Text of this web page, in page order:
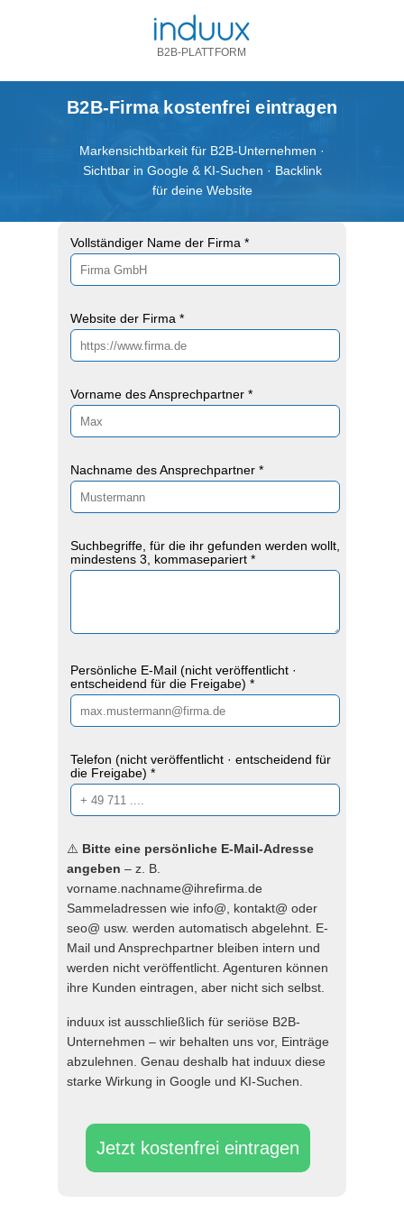
B2B-Firma kostenfrei eintragen
B2B-PLATTFORM
Vollständiger Name der Firma *
Website der Firma *
Vorname des Ansprechpartner *
Nachname des Ansprechpartner *
Suchbegriffe, für die ihr gefunden werden wollt,
mindestens 3, kommasepariert *
Persönliche E-Mail (nicht veröffentlicht ·
entscheidend für die Freigabe) *
Telefon (nicht veröffentlicht · entscheidend für
die Freigabe) *
Jetzt kostenfrei eintragen
⚠️ Bitte eine persönliche E-Mail-Adresse
angeben – z. B.
vorname.nachname@ihrefirma.de
Sammeladressen wie info@, kontakt@ oder
seo@ usw. werden automatisch abgelehnt. E-
Mail und Ansprechpartner bleiben intern und
werden nicht veröffentlicht. Agenturen können
ihre Kunden eintragen, aber nicht sich selbst.
induux ist ausschließlich für seriöse B2B-
Unternehmen – wir behalten uns vor, Einträge
abzulehnen. Genau deshalb hat induux diese
starke Wirkung in Google und KI-Suchen.
Markensichtbarkeit für B2B-Unternehmen ·
Sichtbar in Google & KI-Suchen · Backlink
für deine Website